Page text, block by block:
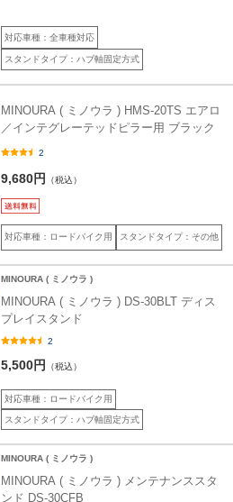
対応車種：全車種対応
スタンドタイプ：ハブ軸固定方式
MINOURA ( ミノウラ ) HMS-20TS エアロ
／インテグレーテッドピラー用 ブラック
2
9,680円 （税込）
対応車種：ロードバイク用 スタンドタイプ：その他
MINOURA ( ミノウラ )
MINOURA ( ミノウラ ) DS-30BLT ディス
プレイスタンド
2
5,500円 （税込）
対応車種：ロードバイク用
スタンドタイプ：ハブ軸固定方式
MINOURA ( ミノウラ )
MINOURA ( ミノウラ ) メンテナンススタ
ンド DS-30CFB